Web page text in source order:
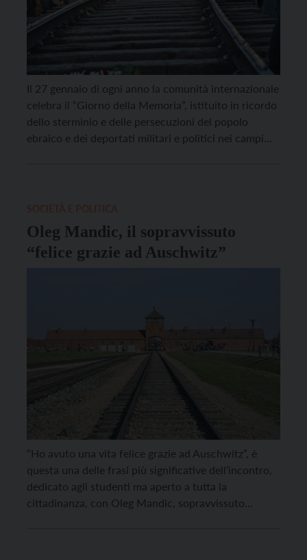
Il 27 gennaio di ogni anno la comunità internazionale
celebra il “Giorno della Memoria”, istituito in ricordo
dello sterminio e delle persecuzioni del popolo
ebraico e dei deportati militari e politici nei campi
Oleg Mandic, il sopravvissuto
“felice grazie ad Auschwitz”
“Ho avuto una vita felice grazie ad Auschwitz”, è
questa una delle frasi più significative dell’incontro,
dedicato agli studenti ma aperto a tutta la
cittadinanza, con Oleg Mandic, sopravvissuto